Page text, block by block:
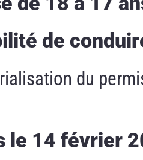
de
du
le 14 février